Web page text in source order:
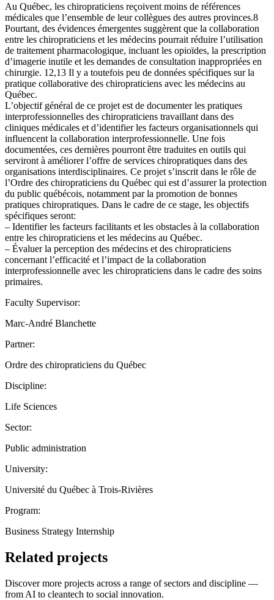
Au Québec, les chiropraticiens reçoivent moins de références
médicales que l’ensemble de leur collègues des autres provinces.8
Pourtant, des évidences émergentes suggèrent que la collaboration
entre les chiropraticiens et les médecins pourrait réduire l’utilisation
de traitement pharmacologique, incluant les opioïdes, la prescription
d’imagerie inutile et les demandes de consultation inappropriées en
chirurgie. 12,13 Il y a toutefois peu de données spécifiques sur la
pratique collaborative des chiropraticiens avec les médecins au
Québec.
L’objectif général de ce projet est de documenter les pratiques
interprofessionnelles des chiropraticiens travaillant dans des
cliniques médicales et d’identifier les facteurs organisationnels qui
influencent la collaboration interprofessionnelle. Une fois
documentées, ces dernières pourront être traduites en outils qui
serviront à améliorer l’offre de services chiropratiques dans des
organisations interdisciplinaires. Ce projet s’inscrit dans le rôle de
l’Ordre des chiropraticiens du Québec qui est d’assurer la protection
du public québécois, notamment par la promotion de bonnes
pratiques chiropratiques. Dans le cadre de ce stage, les objectifs
spécifiques seront:
– Identifier les facteurs facilitants et les obstacles à la collaboration
entre les chiropraticiens et les médecins au Québec.
– Évaluer la perception des médecins et des chiropraticiens
concernant l’efficacité et l’impact de la collaboration
interprofessionnelle avec les chiropraticiens dans le cadre des soins
primaires.
Faculty Supervisor:
Marc-André Blanchette
Partner:
Ordre des chiropraticiens du Québec
Discipline:
Life Sciences
Sector:
Public administration
University:
Université du Québec à Trois-Rivières
Program:
Business Strategy Internship
Related projects
Discover more projects across a range of sectors and discipline —
from AI to cleantech to social innovation.